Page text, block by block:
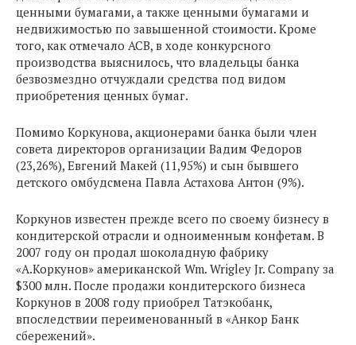
ценными бумагами, а также ценными бумагами и
недвижимостью по завышенной стоимости. Кроме
того, как отмечало АСВ, в ходе конкурсного
производства выяснилось, что владельцы банка
безвозмездно отчуждали средства под видом
приобретения ценных бумаг.
Помимо Коркунова, акционерами банка были член
совета директоров организации Вадим Федоров
(23,26%), Евгений Макей (11,95%) и сын бывшего
детского омбудсмена Павла Астахова Антон (9%).
Коркунов известен прежде всего по своему бизнесу в
кондитерской отрасли и одноименным конфетам. В
2007 году он продал шоколадную фабрику
«А.Коркунов» американской Wm. Wrigley Jr. Company за
$300 млн. После продажи кондитерского бизнеса
Коркунов в 2008 году приобрел Татэкобанк,
впоследствии переименованный в «Анкор Банк
сбережений».